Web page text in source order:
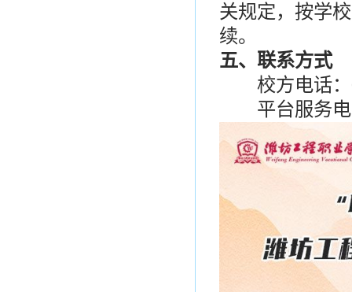
关规定，按学
续。
五、联系方式
校方电话：
平台服务电话